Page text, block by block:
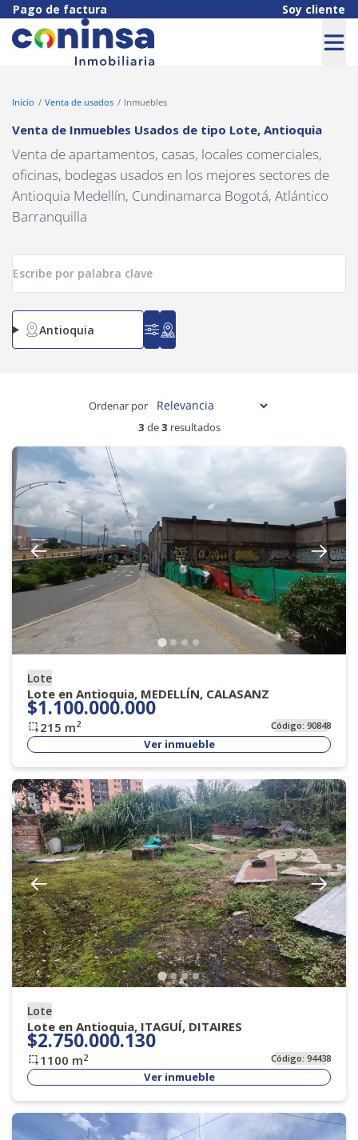
Pago de factura Soy cliente
Inicio Venta de usados Inmuebles
Venta de Inmuebles Usados de tipo Lote, Antioquia
Venta de apartamentos, casas, locales comerciales,
oficinas, bodegas usados en los mejores sectores de
Antioquia Medellín, Cundinamarca Bogotá, Atlántico
Barranquilla
Antioquia
3 de3 resultados
Ordenar por
Lote
Lote en Antioquia, MEDELLÍN, CALASANZ
$1.100.000.000
215 m2 Código:90848
Ver inmueble
Lote
Lote en Antioquia, ITAGUÍ, DITAIRES
$2.750.000.130
1100 m2 Código:94438
Ver inmueble
Navigated to Venta de Inmuebles Usados de tipo Lote, Antioquia